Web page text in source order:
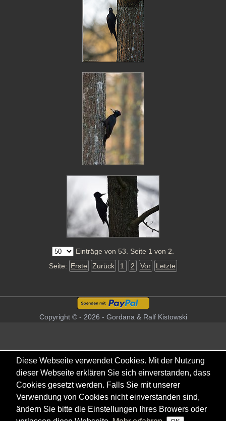
Einträge von 53. Seite 1 von 2.
Seite: Erste Zurück 1 2 Vor Letzte
Copyright © - 2026 - Gordana & Ralf Kistowski
Diese Webseite verwendet Cookies. Mit der Nutzung
dieser Webseite erklären Sie sich einverstanden, dass
Cookies gesetzt werden. Falls Sie mit unserer
Verwendung von Cookies nicht einverstanden sind,
ändern Sie bitte die Einstellungen Ihres Browers oder